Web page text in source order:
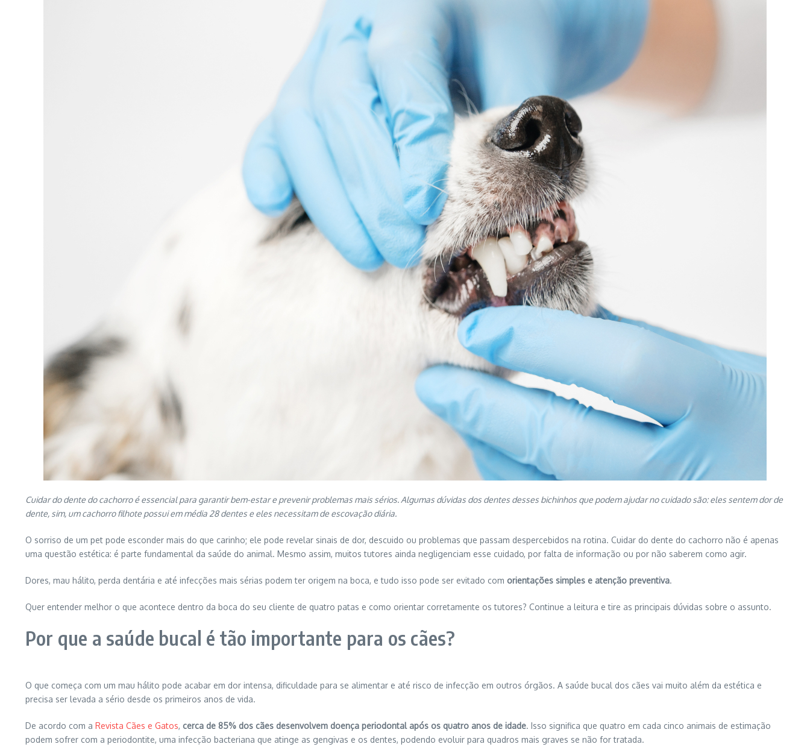
Cuidar do dente do cachorro é essencial para garantir bem-estar e prevenir problemas mais sérios. Algumas dúvidas dos dentes desses bichinhos que podem ajudar no cuidado são: eles sentem dor de
dente, sim, um cachorro filhote possui em média 28 dentes e eles necessitam de escovação diária.
O sorriso de um pet pode esconder mais do que carinho; ele pode revelar sinais de dor, descuido ou problemas que passam despercebidos na rotina. Cuidar do dente do cachorro não é apenas
uma questão estética: é parte fundamental da saúde do animal. Mesmo assim, muitos tutores ainda negligenciam esse cuidado, por falta de informação ou por não saberem como agir.
Dores, mau hálito, perda dentária e até infecções mais sérias podem ter origem na boca, e tudo isso pode ser evitado com orientações simples e atenção preventiva.
Quer entender melhor o que acontece dentro da boca do seu cliente de quatro patas e como orientar corretamente os tutores? Continue a leitura e tire as principais dúvidas sobre o assunto.
Por que a saúde bucal é tão importante para os cães?
O que começa com um mau hálito pode acabar em dor intensa, dificuldade para se alimentar e até risco de infecção em outros órgãos. A saúde bucal dos cães vai muito além da estética e
precisa ser levada a sério desde os primeiros anos de vida.
De acordo com a Revista Cães e Gatos, cerca de 85% dos cães desenvolvem doença periodontal após os quatro anos de idade. Isso significa que quatro em cada cinco animais de estimação
podem sofrer com a periodontite, uma infecção bacteriana que atinge as gengivas e os dentes, podendo evoluir para quadros mais graves se não for tratada.